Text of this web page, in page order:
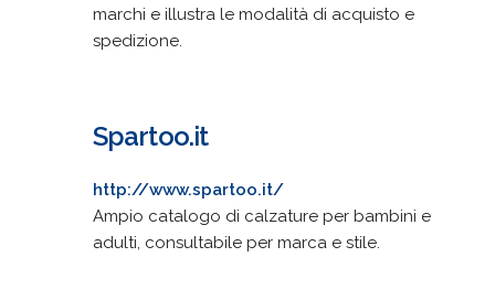
marchi e illustra le modalità di acquisto e
spedizione.
Spartoo.it
http://www.spartoo.it/
Ampio catalogo di calzature per bambini e
adulti, consultabile per marca e stile.